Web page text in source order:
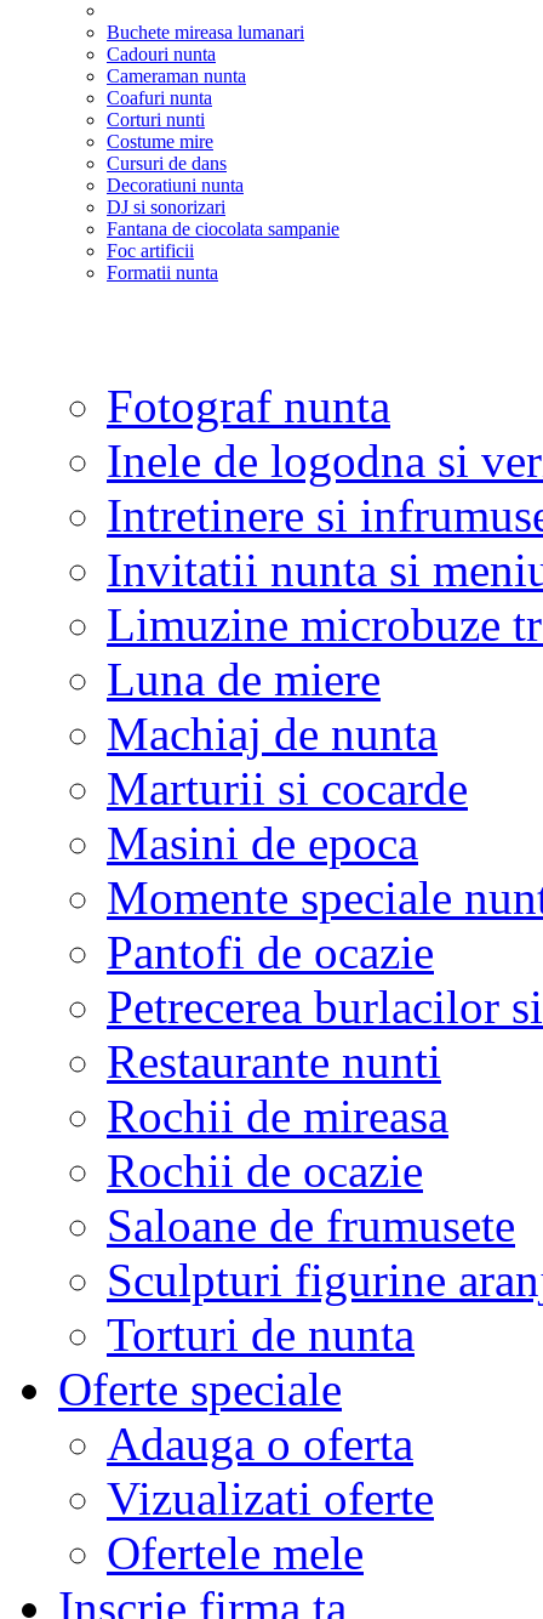
Buchete mireasa lumanari
Cadouri nunta
Cameraman nunta
Coafuri nunta
Corturi nunti
Costume mire
Cursuri de dans
Decoratiuni nunta
DJ si sonorizari
Fantana de ciocolata sampanie
Foc artificii
Formatii nunta
Fotograf nunta
Inele de logodna si
Intretinere si
Invitatii nunta si
Limuzine microbuze
Luna de miere
Machiaj de nunta
Marturii si cocarde
Masini de epoca
Momente speciale
Pantofi de ocazie
Petrecerea burlacilor
Restaurante nunti
Rochii de mireasa
Rochii de ocazie
Saloane de frumusete
Sculpturi figurine
Torturi de nunta
Oferte speciale
Adauga o oferta
Vizualizati oferte
Ofertele mele
Inscrie firma ta